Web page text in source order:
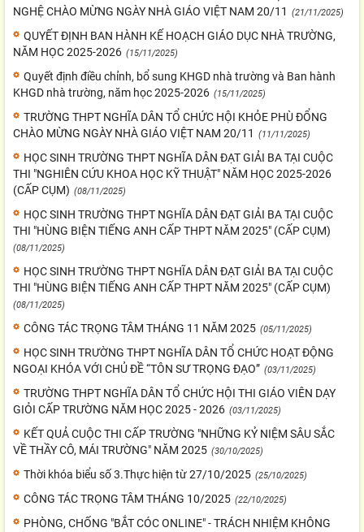
NGHỆ CHÀO MỪNG NGÀY NHÀ GIÁO VIỆT NAM 20/11
(21/11/2025)
QUYẾT ĐỊNH BAN HÀNH KẾ HOẠCH GIÁO DỤC NHÀ TRƯỜNG,
NĂM HỌC 2025-2026 (15/11/2025)
Quyết định điều chỉnh, bổ sung KHGD nhà trường và Ban hành
KHGD nhà trường, năm học 2025-2026 (15/11/2025)
TRƯỜNG THPT NGHĨA DÂN TỔ CHỨC HỘI KHỎE PHÙ ĐỔNG
CHÀO MỪNG NGÀY NHÀ GIÁO VIỆT NAM 20/11
(11/11/2025)
HỌC SINH TRƯỜNG THPT NGHĨA DÂN ĐẠT GIẢI BA TẠI CUỘC
THI "NGHIÊN CỨU KHOA HỌC KỸ THUẬT" NĂM HỌC 2025-2026
(CẤP CỤM) (08/11/2025)
HỌC SINH TRƯỜNG THPT NGHĨA DÂN ĐẠT GIẢI BA TẠI CUỘC
THI "HÙNG BIỆN TIẾNG ANH CẤP THPT NĂM 2025" (CẤP CỤM)
(08/11/2025)
HỌC SINH TRƯỜNG THPT NGHĨA DÂN ĐẠT GIẢI BA TẠI CUỘC
THI "HÙNG BIỆN TIẾNG ANH CẤP THPT NĂM 2025" (CẤP CỤM)
(08/11/2025)
CÔNG TÁC TRỌNG TÂM THÁNG 11 NĂM 2025 (05/11/2025)
HỌC SINH TRƯỜNG THPT NGHĨA DÂN TỔ CHỨC HOẠT ĐỘNG
NGOẠI KHÓA VỚI CHỦ ĐỀ “TÔN SƯ TRỌNG ĐẠO” (03/11/2025)
TRƯỜNG THPT NGHĨA DÂN TỔ CHỨC HỘI THI GIÁO VIÊN DẠY
GIỎI CẤP TRƯỜNG NĂM HỌC 2025 - 2026 (03/11/2025)
KẾT QUẢ CUỘC THI CẤP TRƯỜNG "NHỮNG KỶ NIỆM SÂU SẮC
VỀ THẦY CÔ, MÁI TRƯỜNG" NĂM 2025 (30/10/2025)
Thời khóa biểu số 3.Thực hiện từ 27/10/2025 (25/10/2025)
CÔNG TÁC TRỌNG TÂM THÁNG 10/2025 (22/10/2025)
PHÒNG, CHỐNG "BẮT CÓC ONLINE" - TRÁCH NHIỆM KHÔNG